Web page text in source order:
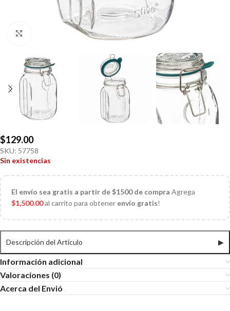
Click to enlarge
$129.00
SKU: 57758
Sin existencias
El envío sea gratis a partir de $1500 de compra Agrega
$1,500.00al carrito para obtener envío gratis!
Descripción del Articulo ▶
Información adicional
Valoraciones (0)
Acerca del Envió